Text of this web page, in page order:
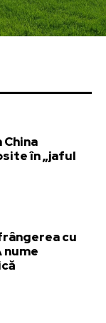
în „jaful
cu
nume